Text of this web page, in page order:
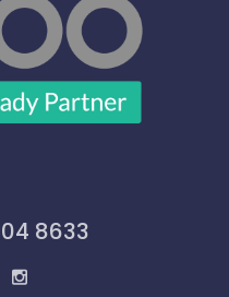
8633